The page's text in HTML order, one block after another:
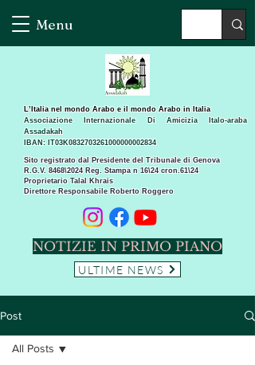
Menu
Sito registrato dal Presidente del Tribunale di Genova
R.G.V. 8468\2024 Reg. Stampa n 16\24 cron.61\24 ​
Proprietario Talal Khrais
Direttore Responsabile Roberto Roggero
L’Italia nel mondo Arabo e il mondo Arabo in Italia
Associazione Internazionale Di Amicizia Italo-araba
Assadakah
IBAN: IT03K0832703261000000002834
NOTIZIE IN PRIMO PIANO
ULTIME NEWS
Post
All Posts